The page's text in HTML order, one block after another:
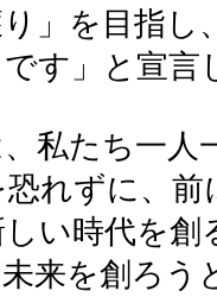
」を目指し
す」と宣言
、私たち一
れずに、
い時代を創
来を創ろう